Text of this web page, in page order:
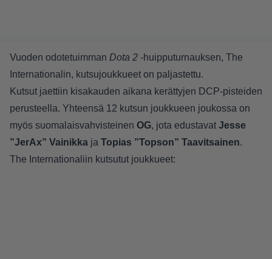
Vuoden odotetuimman Dota 2 -huipputurnauksen, The
Internationalin, kutsujoukkueet on paljastettu.
Kutsut jaettiin kisakauden aikana kerättyjen DCP-pisteiden
perusteella. Yhteensä 12 kutsun joukkueen joukossa on
myös suomalaisvahvisteinen OG, jota edustavat Jesse
”JerAx” Vainikka ja Topias ”Topson” Taavitsainen.
The Internationaliin kutsutut joukkueet: